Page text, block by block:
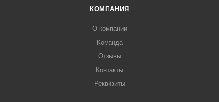
КОМПАНИЯ
О компании
Команда
Отзывы
Контакты
Реквизиты